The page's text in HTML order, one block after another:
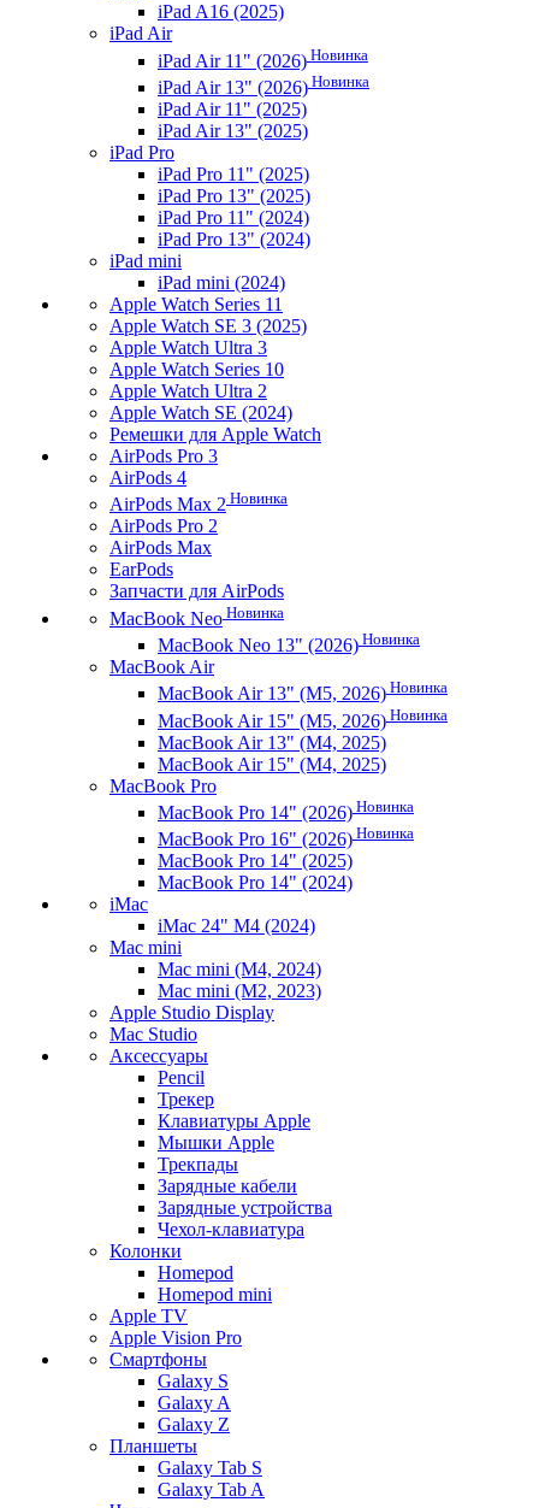
iPad A16 (2025)
iPad Air
iPad Air 11" (2026) Новинка
iPad Air 13" (2026) Новинка
iPad Air 11" (2025)
iPad Air 13" (2025)
iPad Pro
iPad Pro 11" (2025)
iPad Pro 13" (2025)
iPad Pro 11" (2024)
iPad Pro 13" (2024)
iPad mini
iPad mini (2024)
Apple Watch Series 11
Apple Watch SE 3 (2025)
Apple Watch Ultra 3
Apple Watch Series 10
Apple Watch Ultra 2
Apple Watch SE (2024)
Ремешки для Apple Watch
AirPods Pro 3
AirPods 4
AirPods Max 2 Новинка
AirPods Pro 2
AirPods Max
EarPods
Запчасти для AirPods
MacBook Neo Новинка
MacBook Neo 13" (2026) Новинка
MacBook Air
MacBook Air 13" (M5, 2026) Новинка
MacBook Air 15" (M5, 2026) Новинка
MacBook Air 13" (M4, 2025)
MacBook Air 15" (M4, 2025)
MacBook Pro
MacBook Pro 14" (2026) Новинка
MacBook Pro 16" (2026) Новинка
MacBook Pro 14" (2025)
MacBook Pro 14" (2024)
iMac
iMac 24" M4 (2024)
Mac mini
Mac mini (M4, 2024)
Mac mini (M2, 2023)
Apple Studio Display
Mac Studio
Аксессуары
Pencil
Трекер
Клавиатуры Apple
Мышки Apple
Трекпады
Зарядные кабели
Зарядные устройства
Чехол-клавиатура
Колонки
Homepod
Homepod mini
Apple TV
Apple Vision Pro
Смартфоны
Galaxy S
Galaxy A
Galaxy Z
Планшеты
Galaxy Tab S
Galaxy Tab A